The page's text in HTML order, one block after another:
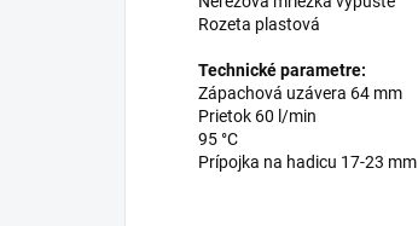
Rozeta plastová
Technické parametre:
Zápachová uzávera 64 mm
Prietok 60 l/min
95 °C
Prípojka na hadicu 17-23 mm